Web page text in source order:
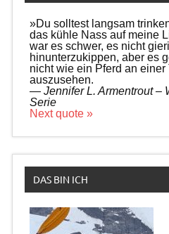
»Du solltest langsam
das kühle Nass auf meine
war es schwer, es nicht
hinunterzukippen, aber es
nicht wie ein Pferd an einer
auszusehen.
—Jennifer L. Armentrout –
Serie
Next quote »
DAS BIN ICH